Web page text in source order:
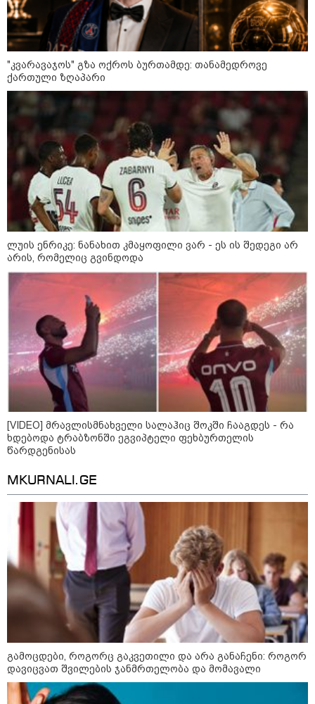
ცნობილ "ტიკტოკერს" ლაივის
დროს ესროლეს, ის ადგილზე
გარდაიცვალა - რას ამბობს
მომხდარზე მექსიკის პოლიცია
სცენიდან გადავარდეს“ -
დონალდ ტრამპის სიტყვით
გამოსვლისას დამსწრეები
სახალისო შემთხვევის მოწმენი
გახდნენ
10:52 / 06-08-2026
ვაშინგტონს რაკეტების
დეფიციტი აქვს? - მედიის
ცნობით, დონალდ ტრამპი პიტ
ჰეგსეთს დაუპირისპირდა:
დეტალები
23:45 / 05-08-2026
ტრაგედია შოტლანდიაში - 35
წლის მამას 9 წლის
ქალიშვილის მკვლელობაში
ედება ბრალი
კატეგორიის ყველა სიახლე
კატეგორიები
"კვარავაჯოს" გზა ოქროს ბურთამდე: თანამედროვე
ქართული ზღაპარი
ლუის ენრიკე: ნანახით კმაყოფილი ვარ - ეს ის შედეგი არ
არის, რომელიც გვინდოდა
[VIDEO] მრავლისმნახველი სალაჰიც შოკში ჩააგდეს - რა
ხდებოდა ტრაბზონში ეგვიპტელი ფეხბურთელის
წარდგენისას
MKURNALI.GE
გამოცდები, როგორც გაკვეთილი და არა განაჩენი: როგორ
დავიცვათ შვილების ჯანმრთელობა და მომავალი